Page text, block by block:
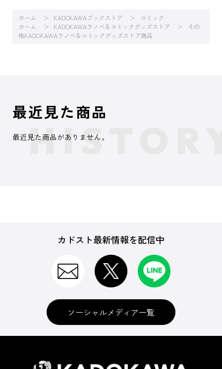
ホーム KADOKAWAブックストア
コミック
ホーム
KADOKAWAラノベ＆コミックグッズストア
その
他KADOKAWAラノベ＆コミックグッズストア商品
最近見た商品
最近見た商品がありません。
カドスト最新情報を配信中
ソーシャルメディア一覧